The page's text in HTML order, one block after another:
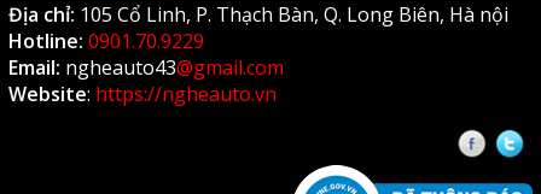
Địa chỉ: 105 Cổ Linh, P. Thạch Bàn, Q. Long Biên, Hà nội
Hotline: 0901.70.9229
Email: ngheauto43@gmail.com
Website: https://ngheauto.vn